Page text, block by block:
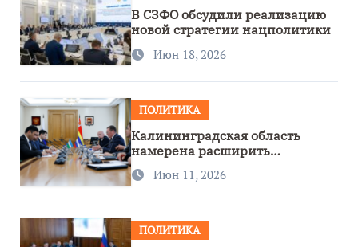
В СЗФО обсудили реализацию
новой стратегии нацполитики
Июн 18, 2026
ПОЛИТИКА
Калининградская область
намерена расширить
сотрудничество с Узбекистаном
Июн 11, 2026
ПОЛИТИКА